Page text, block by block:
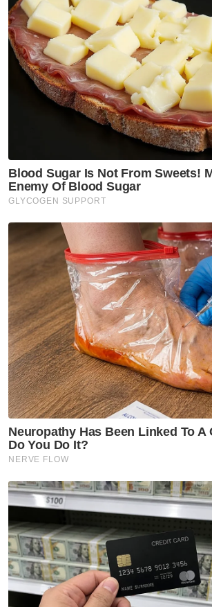
Nasional
Anwar arah
menyeluruh
polis maut di
Nasional
Malaysia, Vietnam
kerjasama
Mohamed Khaled